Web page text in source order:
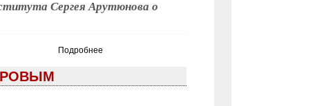
Сергея Арутюнова о
Подробнее